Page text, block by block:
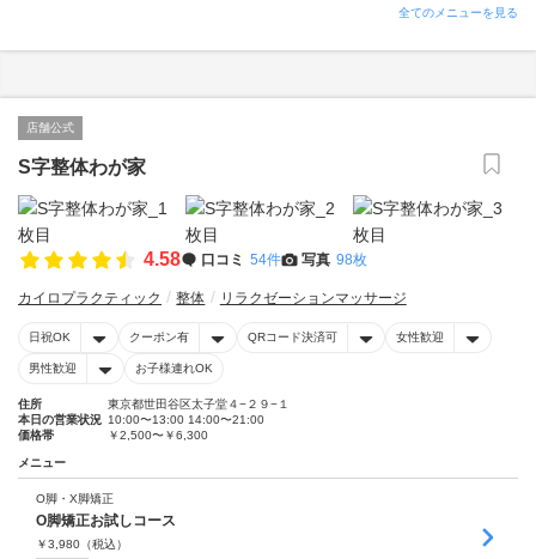
全てのメニューを見る
店舗公式
S字整体わが家
4.58 口コミ 54件 写真 98枚
カイロプラクティック 整体 リラクゼーションマッサージ
日祝OK クーポン有 QRコード決済可 女性歓迎
男性歓迎 お子様連れOK
住所
東京都世田谷区太子堂４−２９−１
本日の営業状況 10:00〜13:00 14:00〜21:00
価格帯
￥2,500〜￥6,300
メニュー
O脚・X脚矯正
O脚矯正お試しコース
￥3,980 （税込）